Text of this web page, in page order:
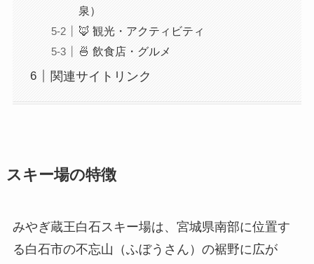
泉）
🦊 観光・アクティビティ
🍜 飲食店・グルメ
関連サイトリンク
スキー場の特徴
みやぎ蔵王白石スキー場は、宮城県南部に位置す
る白石市の不忘山（ふぼうさん）の裾野に広が